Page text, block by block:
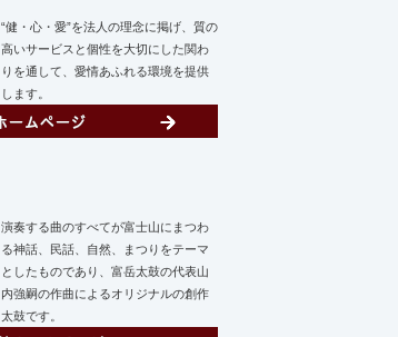
“健・心・愛”を法人の理念に掲げ、質の
高いサービスと個性を大切にした関わ
りを通して、愛情あふれる環境を提供
します。
演奏する曲のすべてが富士山にまつわ
る神話、民話、自然、まつりをテーマ
としたものであり、富岳太鼓の代表山
内強嗣の作曲によるオリジナルの創作
太鼓です。